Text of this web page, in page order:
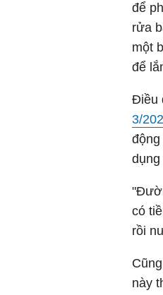
để
rửa
một
để
Điều
3/
có
rồi
này